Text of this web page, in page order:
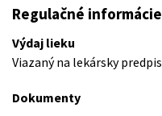
Regulačné informácie
Výdaj lieku
Viazaný na lekársky predpis
Dokumenty